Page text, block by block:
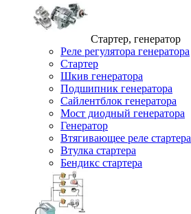
Стартер, генератор
Реле регулятора генератора
Стартер
Шкив генератора
Подшипник генератора
Сайлентблок генератора
Мост диодный генератора
Генератор
Втягивающее реле стартера
Втулка стартера
Бендикс стартера